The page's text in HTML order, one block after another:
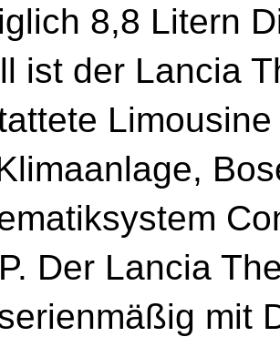
8,8 Litern
ist der Lancia
Der Lancia
mit